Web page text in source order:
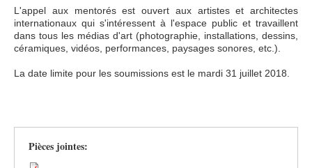
L'appel aux mentorés est ouvert aux artistes et architectes
internationaux qui s'intéressent à l'espace public et travaillent
dans tous les médias d'art (photographie, installations, dessins,
céramiques, vidéos, performances, paysages sonores, etc.).
La date limite pour les soumissions est le mardi 31 juillet 2018.
Pièces jointes: